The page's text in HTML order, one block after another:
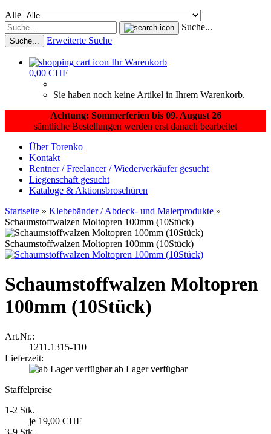
Alle
Suche...
Suche... Erweiterte Suche
Ihr Warenkorb
0,00 CHF
Sie haben noch keine Artikel in Ihrem Warenkorb.
Achtung: Sommerferien bis 09. August 26
sämtliche Bestellungen werden erst danach bearbeitet
Über Torenko
Kontakt
Rentner / Freelancer / Wiederverkäufer gesucht
Liegenschaft gesucht
Kataloge & Aktionsbroschüren
Startseite » Klebebänder / Abdeck- und Malerprodukte »
Schaumstoffwalzen Moltopren 100mm (10Stück)
Schaumstoffwalzen Moltopren 100mm (10Stück)
Schaumstoffwalzen Moltopren
100mm (10Stück)
Art.Nr.:
1211.1315-110
Lieferzeit:
ab Lager verfügbar
Staffelpreise
1-2 Stk.
je 19,00 CHF
3-9 Stk.